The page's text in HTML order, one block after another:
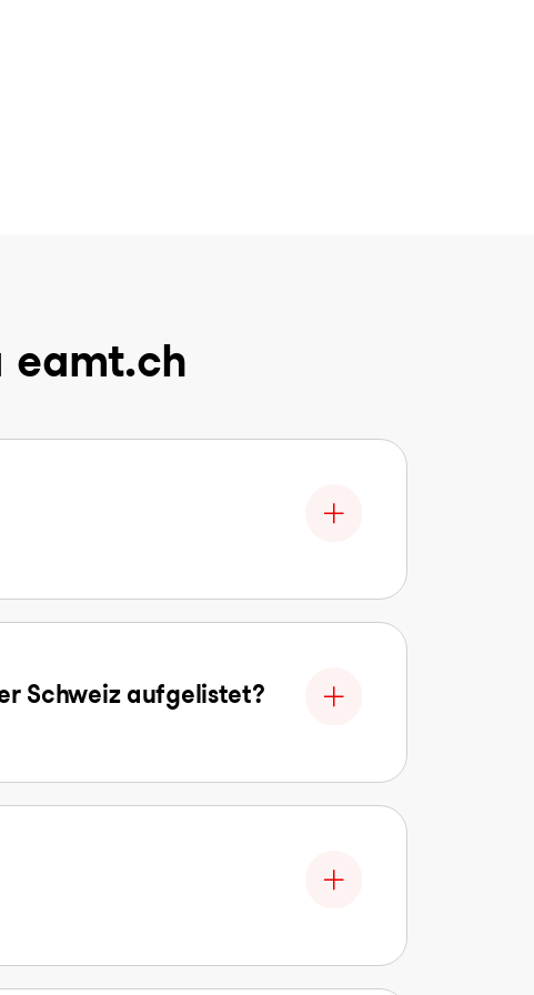
eamt.ch
Schweiz aufgelistet?